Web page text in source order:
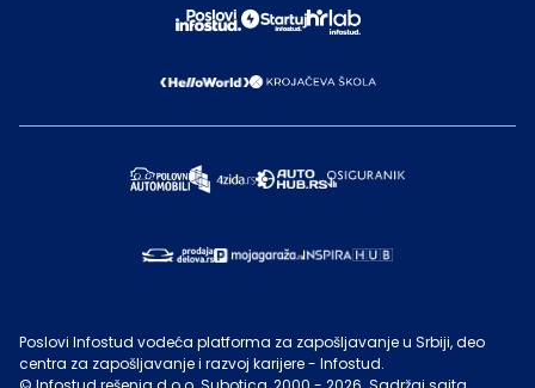
Poslovi Infostud vodeća platforma za zapošljavanje u Srbiji, deo
centra za zapošljavanje i razvoj karijere - Infostud.